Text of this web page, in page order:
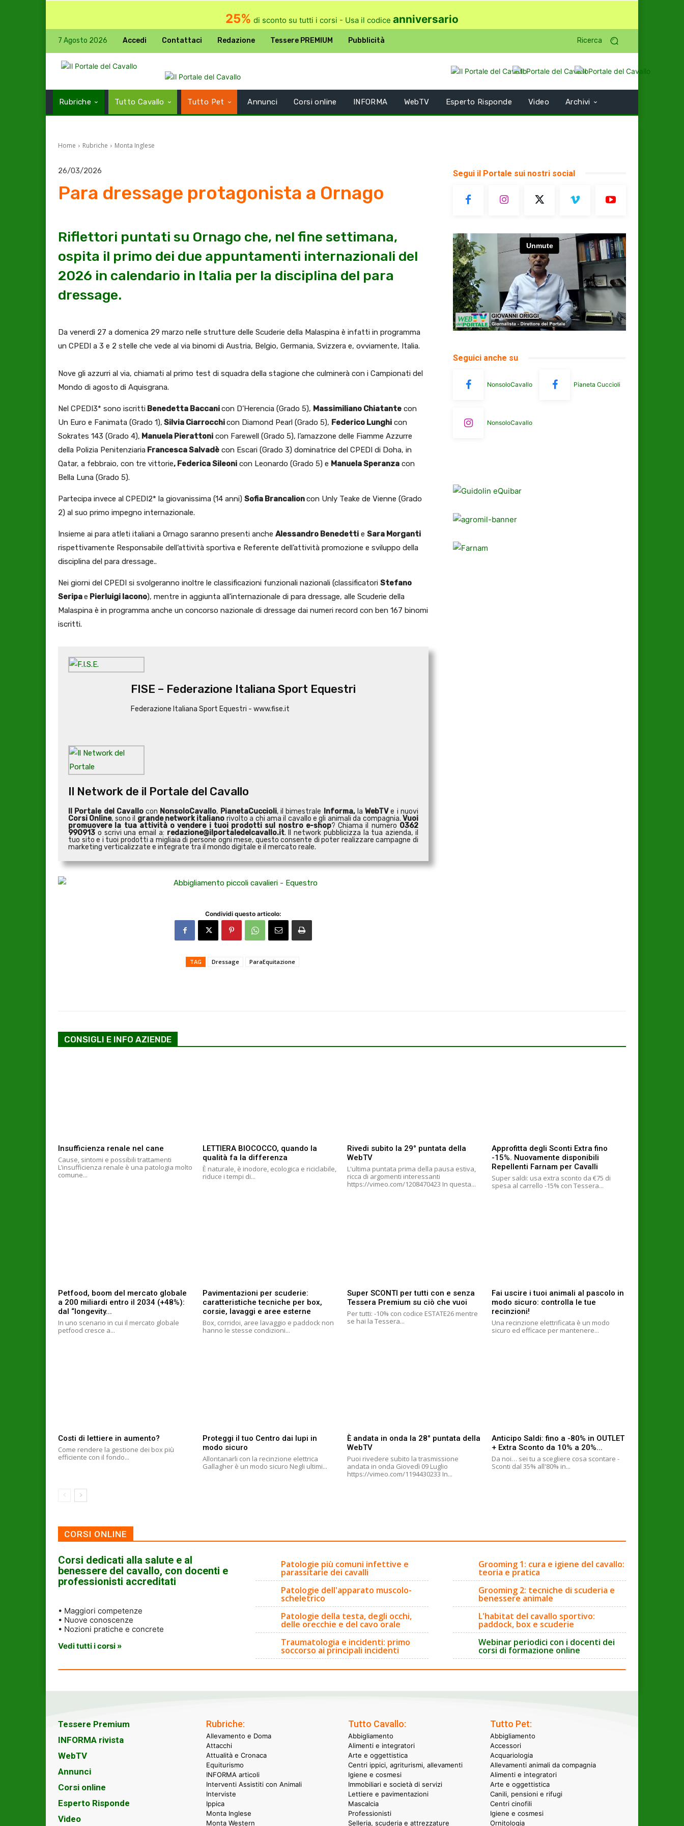
25% di sconto su tutti i corsi - Usa il codice anniversario
7 Agosto 2026 Accedi Contattaci Redazione Tessere PREMIUM Pubblicità Ricerca
Rubriche Tutto Cavallo Tutto Pet Annunci Corsi online INFORMA WebTV Esperto Risponde Video Archivi
Home Rubriche Monta Inglese
26/03/2026
Para dressage protagonista a Ornago
Riflettori puntati su Ornago che, nel fine settimana,
ospita il primo dei due appuntamenti internazionali del
2026 in calendario in Italia per la disciplina del para
dressage.
Da venerdì 27 a domenica 29 marzo nelle strutture delle Scuderie della Malaspina è infatti in programma
un CPEDI a 3 e 2 stelle che vede al via binomi di Austria, Belgio, Germania, Svizzera e, ovviamente, Italia.
Nove gli azzurri al via, chiamati al primo test di squadra della stagione che culminerà con i Campionati del
Mondo di agosto di Aquisgrana.
Nel CPEDI3* sono iscritti Benedetta Baccanicon D’Herencia (Grado 5), Massimiliano Chiatante con
Un Euro e Fanimata (Grado 1), Silvia Ciarrocchicon Diamond Pearl (Grado 5), Federico Lunghi con
Sokrates 143 (Grado 4), Manuela Pierattoni con Farewell (Grado 5), l’amazzone delle Fiamme Azzurre
della Polizia Penitenziaria Francesca Salvadè con Escari (Grado 3) dominatrice del CPEDI di Doha, in
Qatar, a febbraio, con tre vittorie, Federica Sileoni con Leonardo (Grado 5) e Manuela Speranza con
Bella Luna (Grado 5).
Partecipa invece al CPEDI2* la giovanissima (14 anni) Sofia Brancalioncon Unly Teake de Vienne (Grado
2) al suo primo impegno internazionale.
Insieme ai para atleti italiani a Ornago saranno presenti anche Alessandro Benedetti e Sara Morganti
rispettivamente Responsabile dell’attività sportiva e Referente dell’attività promozione e sviluppo della
disciplina del para dressage..
Nei giorni del CPEDI si svolgeranno inoltre le classificazioni funzionali nazionali (classificatori Stefano
Seripae Pierluigi Iacono), mentre in aggiunta all’internazionale di para dressage, alle Scuderie della
Malaspina è in programma anche un concorso nazionale di dressage dai numeri record con ben 167 binomi
iscritti.
FISE – Federazione Italiana Sport Equestri
Federazione Italiana Sport Equestri - www.fise.it
Il Network de il Portale del Cavallo
Il Portale del Cavallocon NonsoloCavallo, PianetaCuccioli, il bimestrale Informa,laWebTVe i nuovi
Corsi Online, sono il grande network italiano rivolto a chi ama il cavallo e gli animali da compagnia.Vuoi
promuovere la tua attività o vendere i tuoi prodotti sul nostro e-shop? Chiama il numero 0362
990913 o scrivi una email a: redazione@ilportaledelcavallo.it. Il network pubblicizza la tua azienda, il
tuo sito e i tuoi prodotti a migliaia di persone ogni mese, questo consente di poter realizzare campagne di
marketing verticalizzate e integrate tra il mondo digitale e il mercato reale.
Condividi questo articolo:
TAG Dressage ParaEquitazione
Segui il Portale sui nostri social
Seguici anche su
NonsoloCavallo Pianeta Cuccioli
NonsoloCavallo
CONSIGLI E INFO AZIENDE
Insufficienza renale nel cane
Cause, sintomi e possibili trattamenti
L’insufficienza renale è una patologia molto
comune...
LETTIERA BIOCOCCO, quando la
qualità fa la differenza
È naturale, è inodore, ecologica e riciclabile,
riduce i tempi di...
Rivedi subito la 29° puntata della
WebTV
L'ultima puntata prima della pausa estiva,
ricca di argomenti interessanti
https://vimeo.com/1208470423 In questa...
Approfitta degli Sconti Extra fino
-15%. Nuovamente disponibili
Repellenti Farnam per Cavalli
Super saldi: usa extra sconto da €75 di
spesa al carrello -15% con Tessera...
Petfood, boom del mercato globale
a 200 miliardi entro il 2034 (+48%):
dal “longevity...
In uno scenario in cui il mercato globale
petfood cresce a...
Pavimentazioni per scuderie:
caratteristiche tecniche per box,
corsie, lavaggi e aree esterne
Box, corridoi, aree lavaggio e paddock non
hanno le stesse condizioni...
Super SCONTI per tutti con e senza
Tessera Premium su ciò che vuoi
Per tutti: -10% con codice ESTATE26 mentre
se hai la Tessera...
Fai uscire i tuoi animali al pascolo in
modo sicuro: controlla le tue
recinzioni!
Una recinzione elettrificata è un modo
sicuro ed efficace per mantenere...
Costi di lettiere in aumento?
Come rendere la gestione dei box più
efficiente con il fondo...
Proteggi il tuo Centro dai lupi in
modo sicuro
Allontanarli con la recinzione elettrica
Gallagher è un modo sicuro Negli ultimi...
È andata in onda la 28° puntata della
WebTV
Puoi rivedere subito la trasmissione
andata in onda Giovedì 09 Luglio
https://vimeo.com/1194430233 In...
Anticipo Saldi: fino a -80% in OUTLET
+ Extra Sconto da 10% a 20%...
Da noi… sei tu a scegliere cosa scontare -
Sconti dal 35% all'80% in...
CORSI ONLINE
Corsi dedicati alla salute e al
benessere del cavallo, con docenti e
professionisti accreditati
• Maggiori competenze
• Nuove conoscenze
• Nozioni pratiche e concrete
Vedi tutti i corsi »
Patologie più comuni infettive e
parassitarie dei cavalli
Patologie dell'apparato muscolo-
scheletrico
Patologie della testa, degli occhi,
delle orecchie e del cavo orale
Traumatologia e incidenti: primo
soccorso ai principali incidenti
Grooming 1: cura e igiene del cavallo:
teoria e pratica
Grooming 2: tecniche di scuderia e
benessere animale
L'habitat del cavallo sportivo:
paddock, box e scuderie
Webinar periodici con i docenti dei
corsi di formazione online
Tessere Premium
INFORMA rivista
WebTV
Annunci
Corsi online
Esperto Risponde
Video
Rubriche:
Allevamento e Doma
Attacchi
Attualità e Cronaca
Equiturismo
INFORMA articoli
Interventi Assistiti con Animali
Interviste
Ippica
Monta Inglese
Monta Western
Tutto Cavallo:
Abbigliamento
Alimenti e integratori
Arte e oggettistica
Centri ippici, agriturismi, allevamenti
Igiene e cosmesi
Immobiliari e società di servizi
Lettiere e pavimentazioni
Mascalcia
Professionisti
Selleria, scuderia e attrezzature
Tutto Pet:
Abbigliamento
Accessori
Acquariologia
Allevamenti animali da compagnia
Alimenti e integratori
Arte e oggettistica
Canili, pensioni e rifugi
Centri cinofili
Igiene e cosmesi
Ornitologia